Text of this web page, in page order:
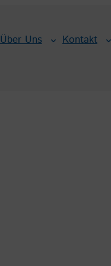
Über Uns Kontakt